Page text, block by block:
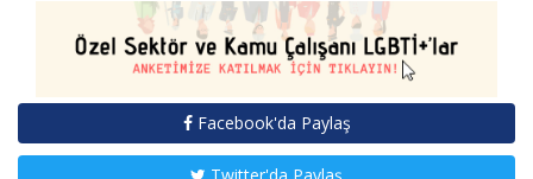
Facebook'da Paylaş
Twitter'da Paylaş